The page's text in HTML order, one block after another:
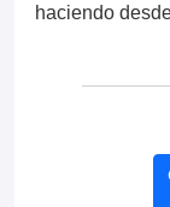
haciendo